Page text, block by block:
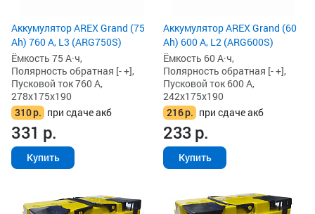
Аккумулятор AREX Grand (75
Ah) 760 А, L3 (ARG750S)
Ёмкость 75 А·ч,
Полярность обратная [- +],
Пусковой ток 760 А,
278x175x190
310р. при сдаче акб
331 р.
Купить
Аккумулятор AREX Grand (60
Ah) 600 А, L2 (ARG600S)
Ёмкость 60 А·ч,
Полярность обратная [- +],
Пусковой ток 600 А,
242x175x190
216р. при сдаче акб
233р.
Купить